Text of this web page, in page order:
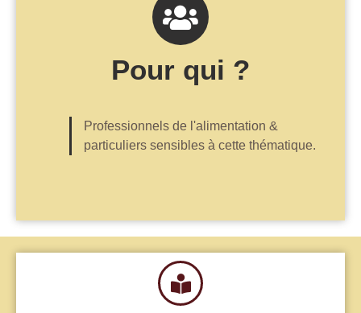
Pour qui ?
Professionnels de l'alimentation &
particuliers sensibles à cette thématique.